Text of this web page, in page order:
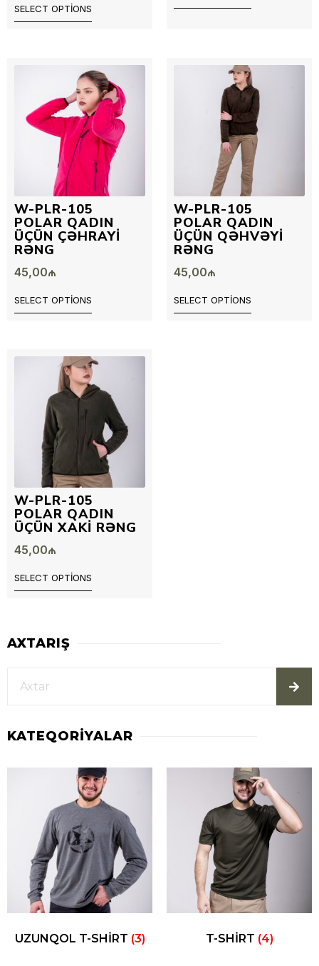
SELECT OPTIONS
W-PLR-105
POLAR QADIN
ÜÇÜN ÇƏHRAYI
RƏNG
45,00₼
SELECT OPTIONS
W-PLR-105
POLAR QADIN
ÜÇÜN QƏHVƏYI
RƏNG
45,00₼
SELECT OPTIONS
W-PLR-105
POLAR QADIN
ÜÇÜN XAKI RƏNG
45,00₼
SELECT OPTIONS
AXTARIŞ
KATEQORIYALAR
UZUNQOL T-SHIRT (3) T-SHIRT (4)